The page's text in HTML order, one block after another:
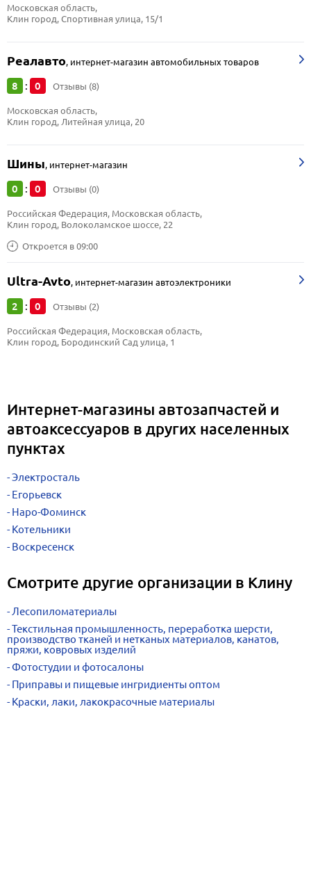
Московская область,
Клин город, Спортивная улица, 15/1
Реалавто, интернет-магазин автомобильных товаров
8 : 0 Отзывы (8)
Московская область,
Клин город, Литейная улица, 20
Шины, интернет-магазин
0 : 0 Отзывы (0)
Откроется в 09:00
Российская Федерация, Московская область,
Клин город, Волоколамское шоссе, 22
Ultra-Avto, интернет-магазин автоэлектроники
2 : 0 Отзывы (2)
Российская Федерация, Московская область,
Клин город, Бородинский Сад улица, 1
Интернет-магазины автозапчастей и
автоаксессуаров в других населенных
пунктах
Электросталь
Егорьевск
Наро-Фоминск
Котельники
Воскресенск
Смотрите другие организации в Клину
Лесопиломатериалы
Текстильная промышленность, переработка шерсти,
производство тканей и нетканых материалов, канатов,
пряжи, ковровых изделий
Фотостудии и фотосалоны
Приправы и пищевые ингридиенты оптом
Краски, лаки, лакокрасочные материалы